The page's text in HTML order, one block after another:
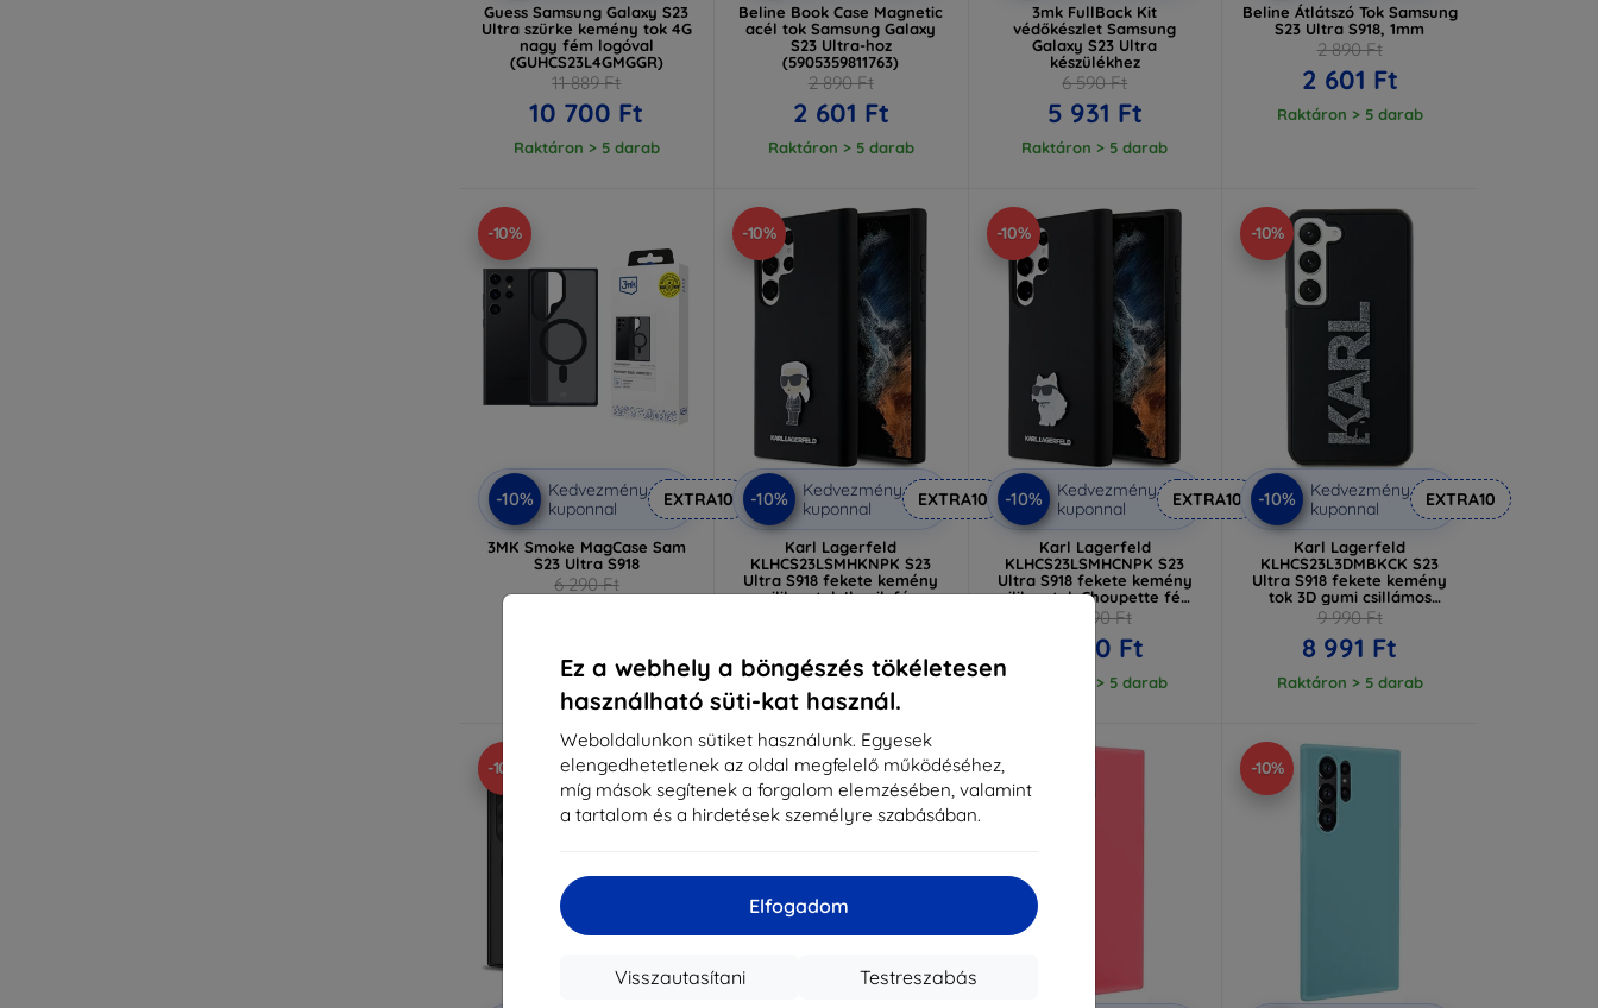
Ez a webhely a böngészés tökéletesen
használható süti-kat használ.
Weboldalunkon sütiket használunk. Egyesek
elengedhetetlenek az oldal megfelelő működéséhez,
míg mások segítenek a forgalom elemzésében, valamint
a tartalom és a hirdetések személyre szabásában.
Elfogadom
Testreszabás
Visszautasítani
Guess Samsung Galaxy S23
Ultra szürke kemény tok 4G
nagy fém logóval
(GUHCS23L4GMGGR)
11 889 Ft
10 700 Ft
Raktáron > 5 darab
Beline Book Case Magnetic
acél tok Samsung Galaxy
S23 Ultra-hoz
(5905359811763)
2 890 Ft
2 601 Ft
Raktáron > 5 darab
3mk FullBack Kit
védőkészlet Samsung
Galaxy S23 Ultra
készülékhez
6 590 Ft
5 931 Ft
Raktáron > 5 darab
Beline Átlátszó Tok Samsung
S23 Ultra S918, 1mm
2 890 Ft
2 601 Ft
Raktáron > 5 darab
-10%
-10%
Kedvezmény
kuponnal
EXTRA10
3MK Smoke MagCase Sam
S23 Ultra S918
6 290 Ft
-10%
-10%
Kedvezmény
kuponnal
EXTRA10
Karl Lagerfeld
KLHCS23LSMHKNPK S23
Ultra S918 fekete kemény
szilikon tok Ikonik fém
Raktáron > 5 darab
-10%
-10%
Kedvezmény
kuponnal
EXTRA10
Karl Lagerfeld
KLHCS23LSMHCNPK S23
Ultra S918 fekete kemény
szilikon tok Choupette fém
kitűzővel
(KLHCS23LSMHCNPK)
10 790 Ft
9 710 Ft
Raktáron > 5 darab
-10%
-10%
Kedvezmény
kuponnal
EXTRA10
Karl Lagerfeld
KLHCS23L3DMBKCK S23
Ultra S918 fekete kemény
tok 3D gumi csillámos
logóval
(KLHCS23L3DMBKCK)
9 990 Ft
8 991 Ft
Raktáron > 5 darab
-10% -10% -10% -10%